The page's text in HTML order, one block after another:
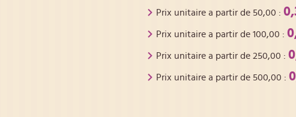
Prix unitaire a partir de 50,00 :
Prix unitaire a partir de 100,00 :
Prix unitaire a partir de 250,00 :
Prix unitaire a partir de 500,00 :